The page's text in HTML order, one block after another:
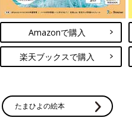
Amazonで購入
楽天ブックスで購入
たまひよの絵本